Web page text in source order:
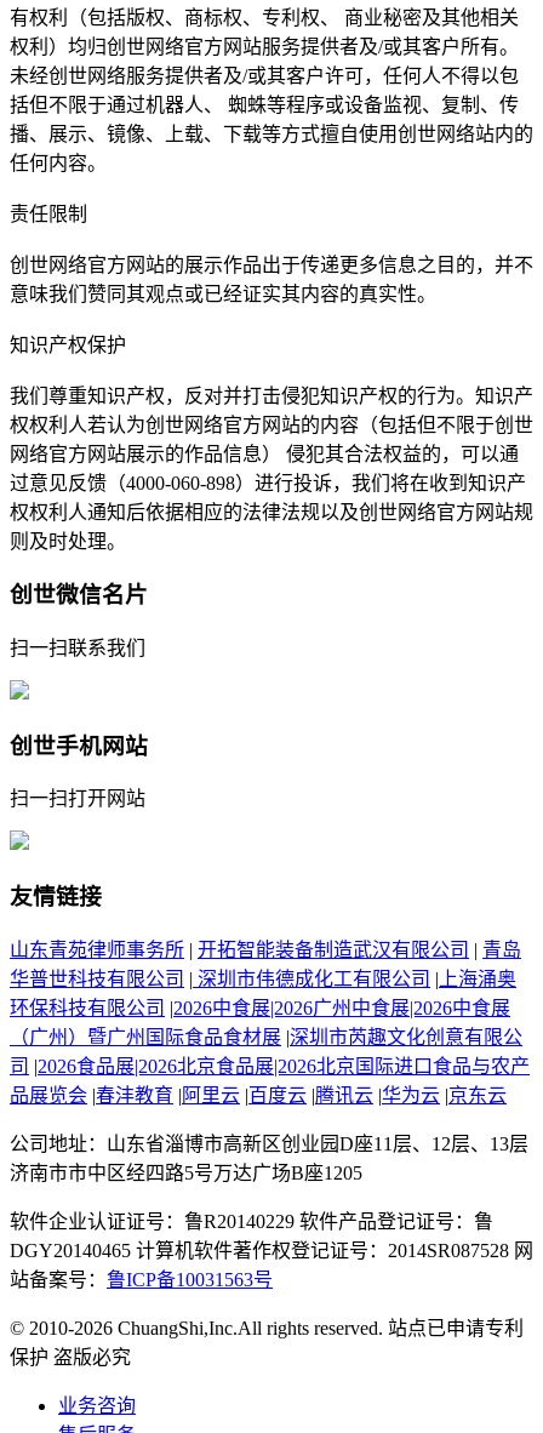
有权利（包括版权、商标权、专利权、 商业秘密及其他相关
权利）均归创世网络官方网站服务提供者及/或其客户所有。
未经创世网络服务提供者及/或其客户许可，任何人不得以包
括但不限于通过机器人、 蜘蛛等程序或设备监视、复制、传
播、展示、镜像、上载、下载等方式擅自使用创世网络站内的
任何内容。
责任限制
创世网络官方网站的展示作品出于传递更多信息之目的，并不
意味我们赞同其观点或已经证实其内容的真实性。
知识产权保护
我们尊重知识产权，反对并打击侵犯知识产权的行为。知识产
权权利人若认为创世网络官方网站的内容（包括但不限于创世
网络官方网站展示的作品信息） 侵犯其合法权益的，可以通
过意见反馈（4000-060-898）进行投诉，我们将在收到知识产
权权利人通知后依据相应的法律法规以及创世网络官方网站规
则及时处理。
创世微信名片
扫一扫联系我们
创世手机网站
扫一扫打开网站
友情链接
山东青苑律师事务所 | 开拓智能装备制造武汉有限公司 | 青岛
华普世科技有限公司 | 深圳市伟德成化工有限公司 | 上海涌奥
环保科技有限公司 |2026中食展|2026广州中食展|2026中食展
（广州）暨广州国际食品食材展 |深圳市芮趣文化创意有限公
司 |2026食品展|2026北京食品展|2026北京国际进口食品与农产
品展览会 |春沣教育 | 阿里云 |百度云 |腾讯云 |华为云 |京东云
公司地址：山东省淄博市高新区创业园D座11层、12层、13层
济南市市中区经四路5号万达广场B座1205
软件企业认证证号：鲁R20140229 软件产品登记证号：鲁
DGY20140465 计算机软件著作权登记证号：2014SR087528 网
站备案号： 鲁ICP备10031563号
© 2010-2026 ChuangShi,Inc.All rights reserved. 站点已申请专利
保护 盗版必究
业务咨询